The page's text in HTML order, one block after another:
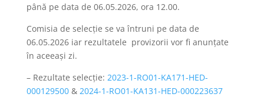
până pe data de 06.05.2026, ora 12.00.
Comisia de selecție se va întruni pe data de
06.05.2026 iar rezultatele provizorii vor fi anunțate
în aceeași zi.
– Rezultate selecție: 2023-1-RO01-KA171-HED-
000129500& 2024-1-RO01-KA131-HED-000223637